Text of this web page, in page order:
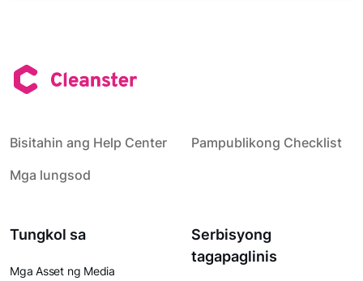
Bisitahin ang Help Center
Pampublikong Checklist
Mga lungsod
Tungkol sa
Mga Asset ng Media
Serbisyong
tagapaglinis